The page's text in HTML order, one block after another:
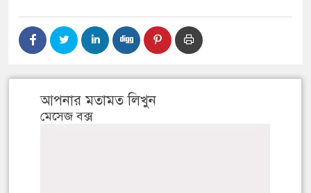
আপনার মতামত লিখুন
মেসেজ বক্স